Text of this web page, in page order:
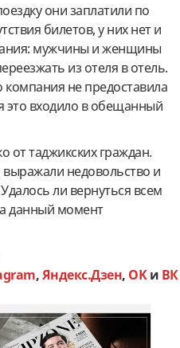
они заплатили по
билетов, у них нет и
мужчины и женщины
из отеля в отель.
не предоставила
это входило в обещанный
от таджикских граждан.
недовольство и
ли вернуться всем
данный момент
,Яндекс.Дзен, OKи ВК